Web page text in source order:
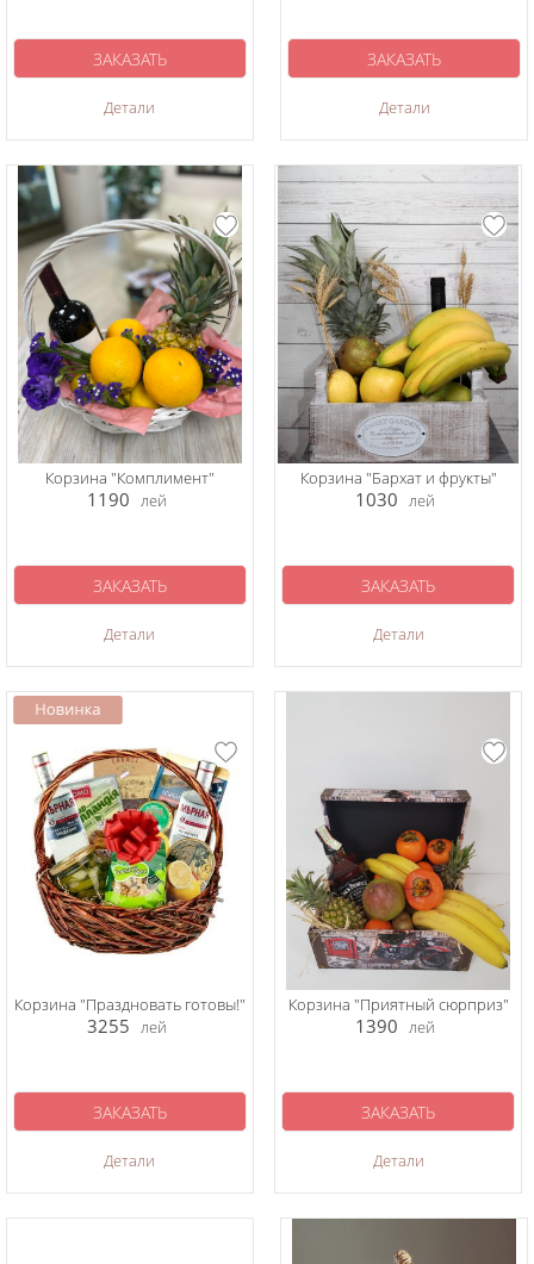
Детали
ЗАКАЗАТЬ
Детали
ЗАКАЗАТЬ
Корзина "Комплимент"
1190 лей
Детали
ЗАКАЗАТЬ
Корзина "Бархат и фрукты"
1030 лей
Детали
ЗАКАЗАТЬ
Корзина "Праздновать готовы!"
3255 лей
Детали
ЗАКАЗАТЬ
Корзина "Приятный сюрприз"
1390 лей
Детали
ЗАКАЗАТЬ